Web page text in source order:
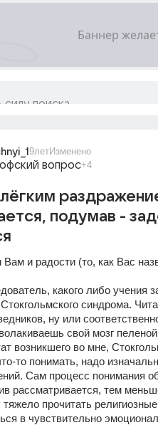
9летИзменено
вопрос+4
подумав -
и радости (то, как Вас
какого либо учения
синдрома.
ну или
свой мозг
возникшего во мне,
то понимать, надо
Сам процесс понимания
рассматривается, тем
прочитать
в чувствительно